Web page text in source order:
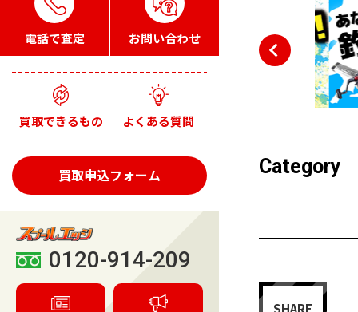
電話で査定 お問い合わせ
買取できるもの よくある質問
買取申込フォーム
0120-914-209
Category
SHARE